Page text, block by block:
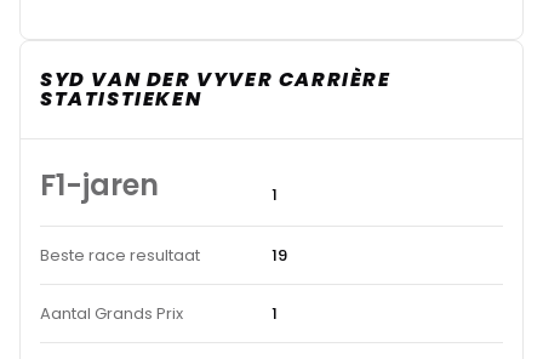
SYD VAN DER VYVER CARRIÈRE
STATISTIEKEN
F1-jaren 1
Beste race resultaat 19
Aantal Grands Prix 1